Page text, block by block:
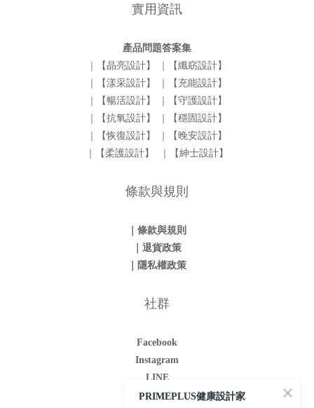
實用資訊
產品問題答案集
｜【晶亮設計】
｜【纖窈設計】
｜【漾采設計】
｜【充能設計】
｜【暢活設計】
｜【守護設計】
｜【抗氧設計】
｜【穩固設計】
｜【恢復設計】
｜【晚安設計】
｜【柔護設計】
｜【紳士設計】
條款與規則
｜條款與規則
｜退貨政策
｜隱私權政策
社群
Facebook
Instagram
LINE
Youtube
PRIMEPLUS健康設計家